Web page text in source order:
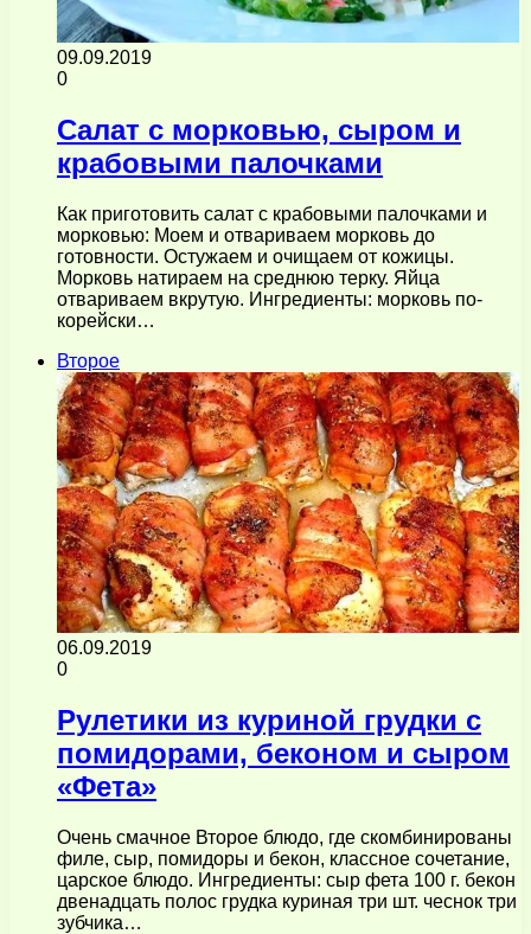
09.09.2019
0
Салат с морковью, сыром и
крабовыми палочками
Как приготовить салат с крабовыми палочками и
морковью: Моем и отвариваем морковь до
готовности. Остужаем и очищаем от кожицы.
Морковь натираем на среднюю терку. Яйца
отвариваем вкрутую. Ингредиенты: морковь по-
корейски…
Второе
06.09.2019
0
Рулетики из куриной грудки с
помидорами, беконом и сыром
«Фета»
Очень смачное Второе блюдо, где скомбинированы
филе, сыр, помидоры и бекон, классное сочетание,
царское блюдо. Ингредиенты: сыр фета 100 г. бекон
двенадцать полос грудка куриная три шт. чеснок три
зубчика…